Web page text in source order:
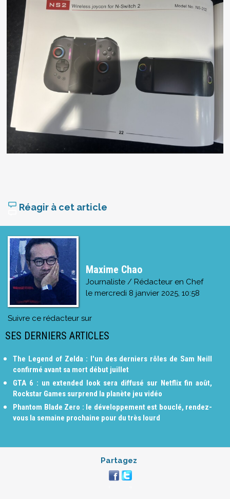
Réagir à cet article
Maxime Chao
Journaliste / Rédacteur en Chef
le mercredi 8 janvier 2025, 10:58
Suivre ce rédacteur sur
SES DERNIERS ARTICLES
The Legend of Zelda : l'un des derniers rôles de Sam Neill
confirmé avant sa mort début juillet
GTA 6 : un extended look sera diffusé sur Netflix fin août,
Rockstar Games surprend la planète jeu vidéo
Phantom Blade Zero : le développement est bouclé, rendez-
vous la semaine prochaine pour du très lourd
Partagez